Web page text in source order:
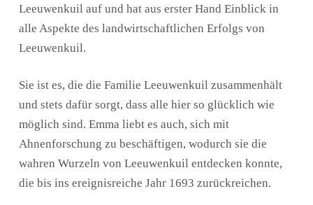
Leeuwenkuil auf und hat aus erster Hand Einblick in
alle Aspekte des landwirtschaftlichen Erfolgs von
Leeuwenkuil.
Sie ist es, die die Familie Leeuwenkuil zusammenhält
und stets dafür sorgt, dass alle hier so glücklich wie
möglich sind. Emma liebt es auch, sich mit
Ahnenforschung zu beschäftigen, wodurch sie die
wahren Wurzeln von Leeuwenkuil entdecken konnte,
die bis ins ereignisreiche Jahr 1693 zurückreichen.